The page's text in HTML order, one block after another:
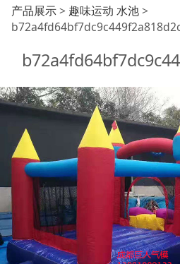
产品展示> 趣味运动 水池>